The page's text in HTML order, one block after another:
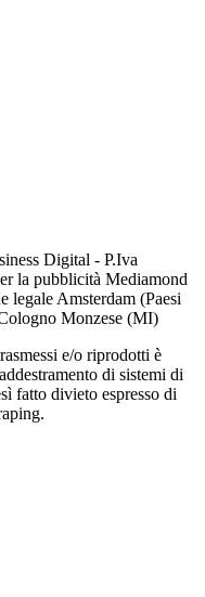
Digital - P.Iva
la pubblicità Mediamond
legale Amsterdam (Paesi
Monzese (MI)
e/o riprodotti è
di sistemi di
fatto divieto espresso di